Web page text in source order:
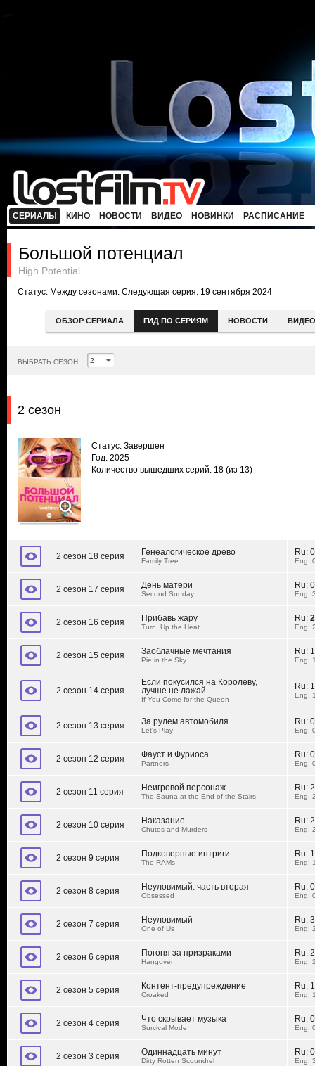
СЕРИАЛЫ КИНО НОВОСТИ ВИДЕО НОВИНКИ РАСПИСАНИЕ
Большой потенциал
High Potential
Статус: Между сезонами. Следующая серия: 19 сентября 2024
ОБЗОР СЕРИАЛА ГИД ПО СЕРИЯМ НОВОСТИ ВИДЕО
ВЫБРАТЬ СЕЗОН:
2 сезон
Статус: Завершен
Год: 2025
Количество вышедших серий: 18 (из 13)
2 сезон 18 серия Генеалогическое древо
Family Tree
Ru:
Eng:
2 сезон 17 серия День матери
Second Sunday
Ru:
Eng:
2 сезон 16 серия Прибавь жару
Turn, Up the Heat
Ru:
Eng:
2 сезон 15 серия Заоблачные мечтания
Pie in the Sky
Ru:
Eng:
2 сезон 14 серия
Если покусился на Королеву,
лучше не лажай
If You Come for the Queen
Ru:
Eng:
2 сезон 13 серия За рулем автомобиля
Let's Play
Ru:
Eng:
2 сезон 12 серия Фауст и Фуриоса
Partners
Ru:
Eng:
2 сезон 11 серия Неигровой персонаж
The Sauna at the End of the Stairs
Ru:
Eng:
2 сезон 10 серия Наказание
Chutes and Murders
Ru:
Eng:
2 сезон 9 серия Подковерные интриги
The RAMs
Ru:
Eng:
2 сезон 8 серия Неуловимый: часть вторая
Obsessed
Ru:
Eng:
2 сезон 7 серия Неуловимый
One of Us
Ru:
Eng:
2 сезон 6 серия Погоня за призраками
Hangover
Ru:
Eng:
2 сезон 5 серия Контент-предупреждение
Croaked
Ru:
Eng:
2 сезон 4 серия Что скрывает музыка
Survival Mode
Ru:
Eng:
2 сезон 3 серия Одиннадцать минут
Dirty Rotten Scoundrel
Ru:
Eng: